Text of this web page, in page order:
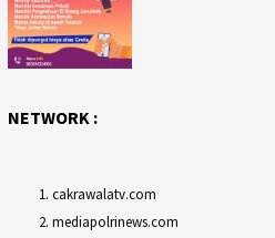
NETWORK :
cakrawalatv.com
mediapolrinews.com